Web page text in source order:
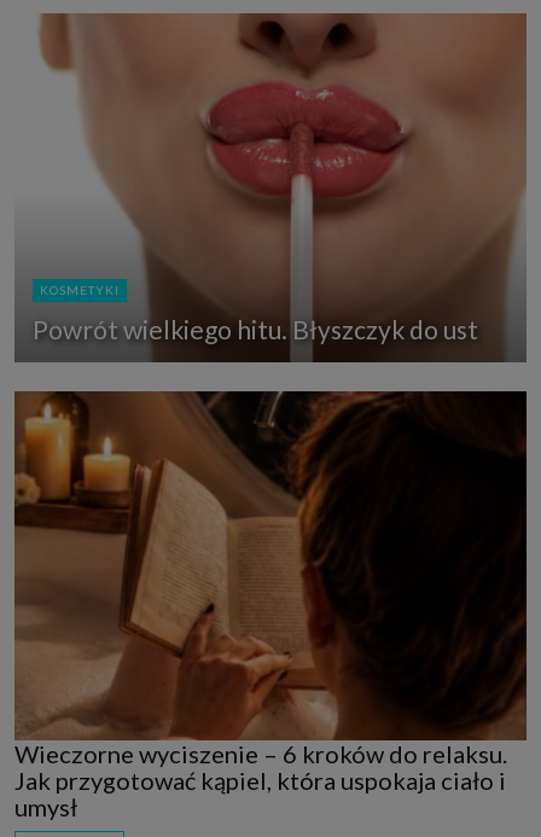
KOSMETYKI
Powrót wielkiego hitu. Błyszczyk do ust
Wieczorne wyciszenie – 6 kroków do relaksu.
Jak przygotować kąpiel, która uspokaja ciało i
umysł